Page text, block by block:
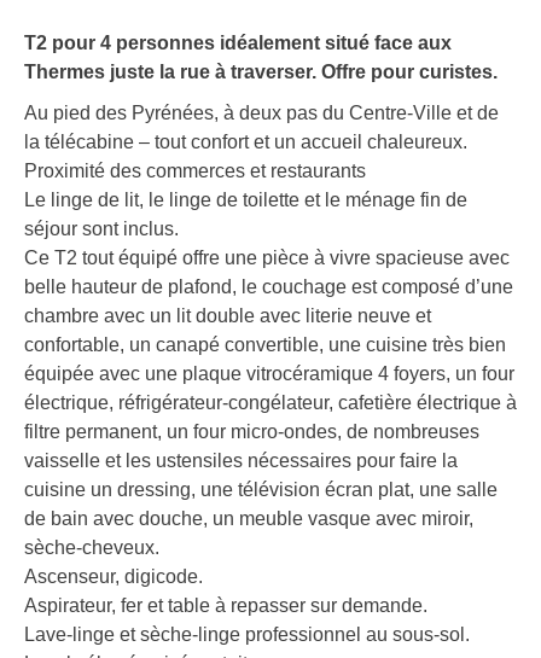
T2 pour 4 personnes idéalement situé face aux
Thermes juste la rue à traverser. Offre pour curistes.
Au pied des Pyrénées, à deux pas du Centre-Ville et de
la télécabine – tout confort et un accueil chaleureux.
Proximité des commerces et restaurants
Le linge de lit, le linge de toilette et le ménage fin de
séjour sont inclus.
Ce T2 tout équipé offre une pièce à vivre spacieuse avec
belle hauteur de plafond, le couchage est composé d’une
chambre avec un lit double avec literie neuve et
confortable, un canapé convertible, une cuisine très bien
équipée avec une plaque vitrocéramique 4 foyers, un four
électrique, réfrigérateur-congélateur, cafetière électrique à
filtre permanent, un four micro-ondes, de nombreuses
vaisselle et les ustensiles nécessaires pour faire la
cuisine un dressing, une télévision écran plat, une salle
de bain avec douche, un meuble vasque avec miroir,
sèche-cheveux.
Ascenseur, digicode.
Aspirateur, fer et table à repasser sur demande.
Lave-linge et sèche-linge professionnel au sous-sol.